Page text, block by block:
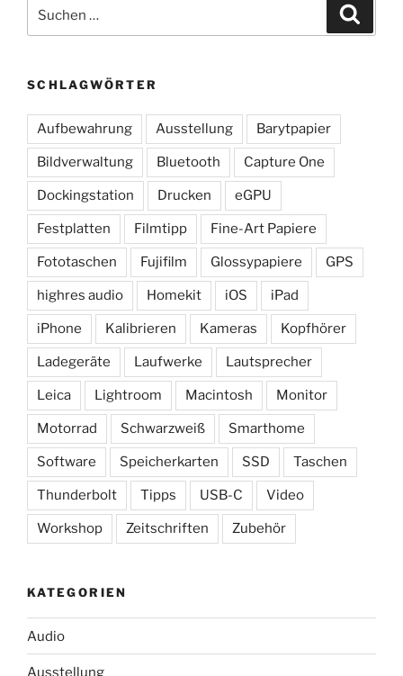
nach:
SCHLAGWÖRTER
Aufbewahrung Ausstellung Barytpapier
Bildverwaltung Bluetooth Capture One
Dockingstation Drucken eGPU
Festplatten Filmtipp Fine-Art Papiere
Fototaschen Fujifilm Glossypapiere GPS
highres audio Homekit iOS iPad
iPhone Kalibrieren Kameras Kopfhörer
Ladegeräte Laufwerke Lautsprecher
Leica Lightroom Macintosh Monitor
Motorrad Schwarzweiß Smarthome
Software Speicherkarten SSD Taschen
Thunderbolt Tipps USB-C Video
Workshop Zeitschriften Zubehör
KATEGORIEN
Audio
Ausstellung